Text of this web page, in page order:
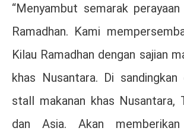
“Menyambut semarak
Ramadhan. Kami
Kilau Ramadhan dengan sajian
khas Nusantara. Di
stall makanan khas Nusantara,
dan Asia. Akan memberikan